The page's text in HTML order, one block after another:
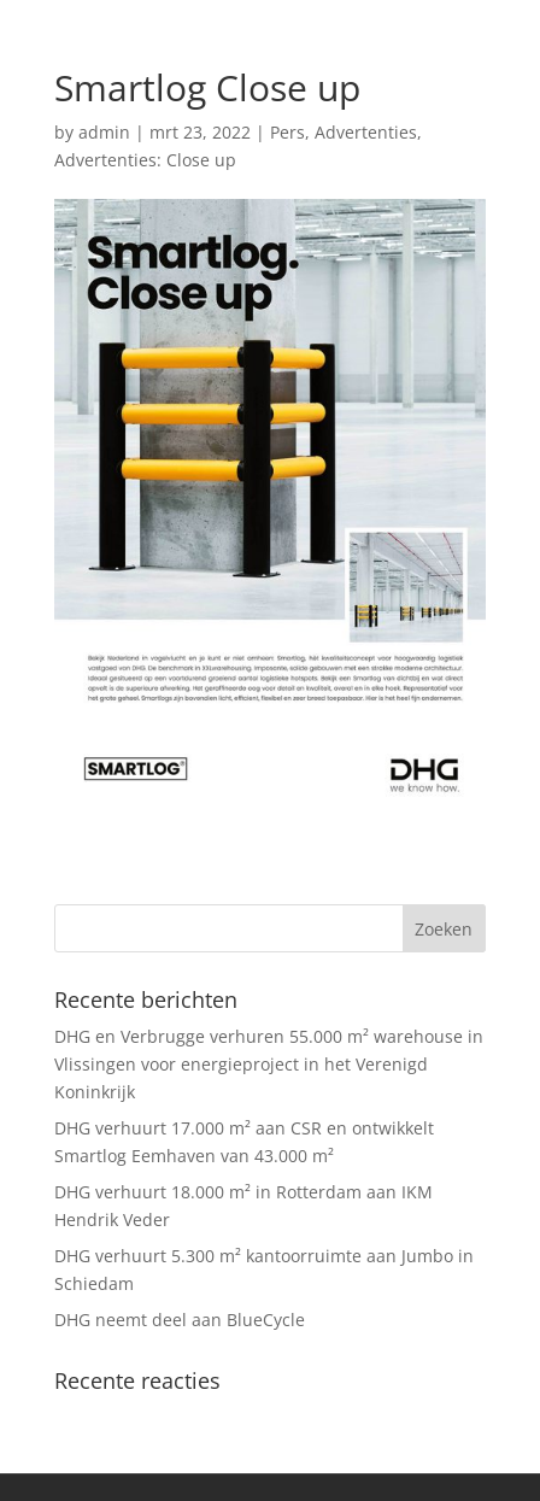
Smartlog Close up
by admin | mrt 23, 2022| Pers, Advertenties,
Advertenties: Close up
Recente berichten
DHG en Verbrugge verhuren 55.000 m² warehouse in
Vlissingen voor energieproject in het Verenigd
Koninkrijk
DHG verhuurt 17.000 m² aan CSR en ontwikkelt
Smartlog Eemhaven van 43.000 m²
DHG verhuurt 18.000 m² in Rotterdam aan IKM
Hendrik Veder
DHG verhuurt 5.300 m² kantoorruimte aan Jumbo in
Schiedam
DHG neemt deel aan BlueCycle
Recente reacties